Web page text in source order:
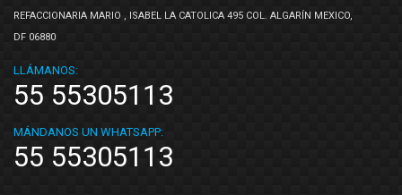
REFACCIONARIA MARIO , ISABEL LA CATOLICA 495 COL. ALGARÍN MEXICO,
DF 06880
LLÁMANOS:
55 55305113
MÁNDANOS UN WHATSAPP:
55 55305113